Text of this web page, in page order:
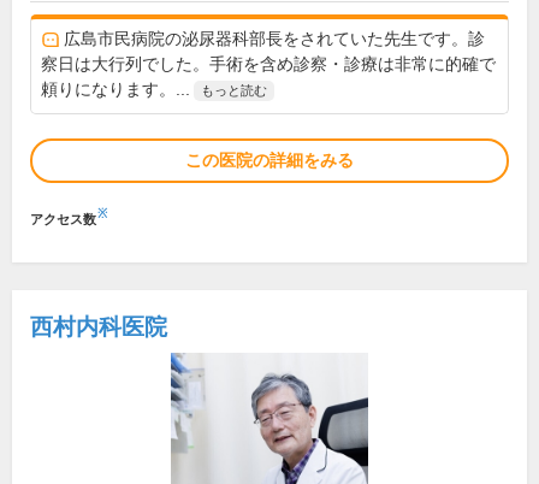
広島市民病院の泌尿器科部長をされていた先生です。診
察日は大行列でした。手術を含め診察・診療は非常に的確で
頼りになります。...
もっと読む
この医院の詳細をみる
アクセス数※
西村内科医院